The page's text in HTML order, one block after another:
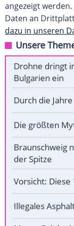
angezeigt
Daten an
dazu in unseren
Unsere
Drohne dringt
Bulgarien ein
Durch die
Die größten
Braunschweig
der Spitze
Vorsicht: Diese
Illegales